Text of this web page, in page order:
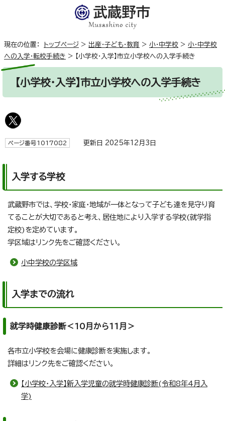
現在の位置： トップページ > 出産・子ども・教育 > 小・中学校 > 小・中学校
への入学・転校手続き > 【小学校・入学】市立小学校への入学手続き
【小学校・入学】市立小学校への入学手続き
ページ番号1017082 更新日 2025年12月3日
入学する学校
武蔵野市では、学校・家庭・地域が一体となって子ども達を見守り育
てることが大切であると考え、居住地により入学する学校(就学指
定校)を定めています。
学区域はリンク先をご確認ください。
小中学校の学区域
入学までの流れ
就学時健康診断＜10月から11月＞
各市立小学校を会場に健康診断を実施します。
詳細はリンク先をご確認ください。
【小学校・入学】新入学児童の就学時健康診断(令和8年4月入
学)